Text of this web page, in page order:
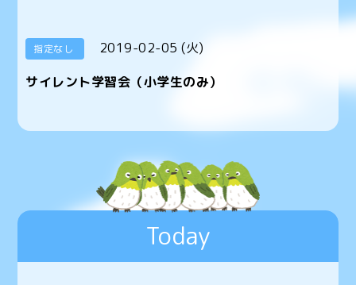
指定なし
2019-02-05 (火)
サイレント学習会（小学生のみ）
Today